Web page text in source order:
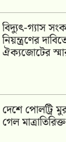
‎বিদ্যুৎ-গ্যাস
নিয়ন্ত্রণের
ঐক‍্যজোটের
দেশে পোলট্রি
গেল